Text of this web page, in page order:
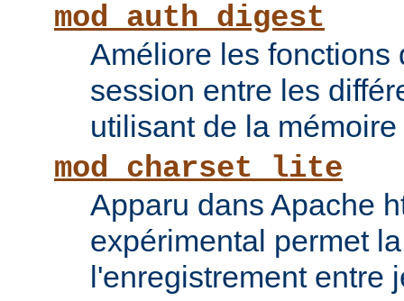
mod_auth_digest
Améliore les fonctions
session entre les
utilisant de la
mod_charset_lite
Apparu dans Apache
expérimental permet
l'enregistrement entre